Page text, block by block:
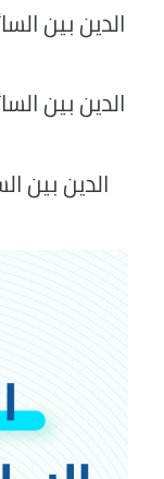
الدين بين
الدين بين
الدين بين